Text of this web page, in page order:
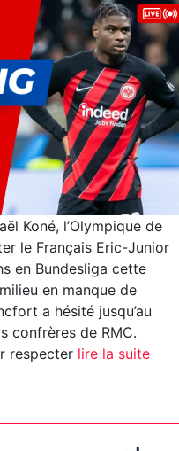
Koné, l’Olympique de
le Français Eric-Junior
en Bundesliga cette
en manque de
a hésité jusqu’au
confrères de RMC.
respecter lire la suite